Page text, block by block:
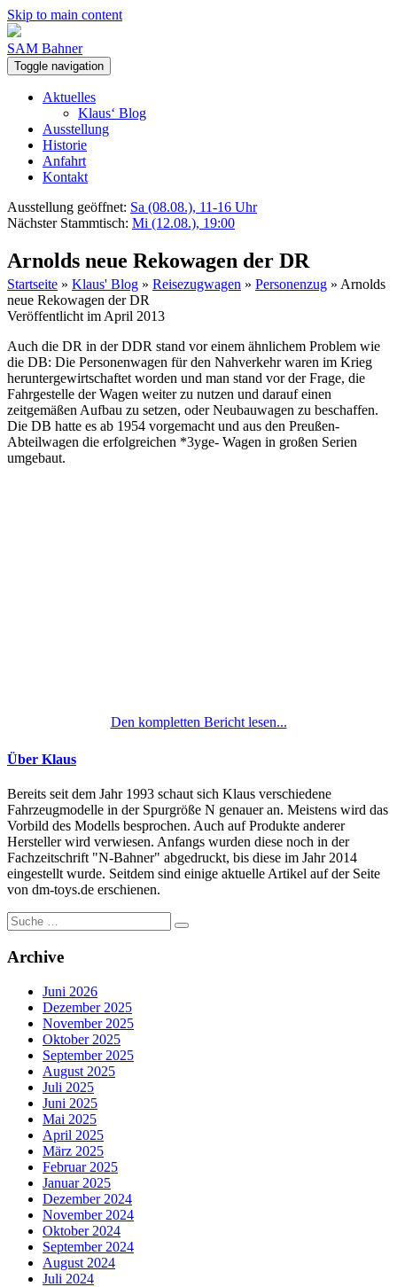
Skip to main content
SAM Bahner
Toggle navigation
Aktuelles
Klaus‘ Blog
Ausstellung
Historie
Anfahrt
Kontakt
Ausstellung geöffnet: Sa (08.08.), 11-16 Uhr
Nächster Stammtisch: Mi (12.08.), 19:00
Arnolds neue Rekowagen der DR
Startseite » Klaus' Blog » Reisezugwagen » Personenzug » Arnolds
neue Rekowagen der DR
Veröffentlicht im April 2013
Auch die DR in der DDR stand vor einem ähnlichem Problem wie
die DB: Die Personenwagen für den Nahverkehr waren im Krieg
heruntergewirtschaftet worden und man stand vor der Frage, die
Fahrgestelle der Wagen weiter zu nutzen und darauf einen
zeitgemäßen Aufbau zu setzen, oder Neubauwagen zu beschaffen.
Die DB hatte es ab 1954 vorgemacht und aus den Preußen-
Abteilwagen die erfolgreichen *3yge- Wagen in großen Serien
umgebaut.
Den kompletten Bericht lesen...
Über Klaus
Bereits seit dem Jahr 1993 schaut sich Klaus verschiedene
Fahrzeugmodelle in der Spurgröße N genauer an. Meistens wird das
Vorbild des Modells besprochen. Auch auf Produkte anderer
Hersteller wird verwiesen. Anfangs wurden diese noch in der
Fachzeitschrift "N-Bahner" abgedruckt, bis diese im Jahr 2014
eingestellt wurde. Seitdem sind einige aktuelle Artikel auf der Seite
von dm-toys.de erschienen.
Suche
nach:
Archive
Juni 2026
Dezember 2025
November 2025
Oktober 2025
September 2025
August 2025
Juli 2025
Juni 2025
Mai 2025
April 2025
März 2025
Februar 2025
Januar 2025
Dezember 2024
November 2024
Oktober 2024
September 2024
August 2024
Juli 2024